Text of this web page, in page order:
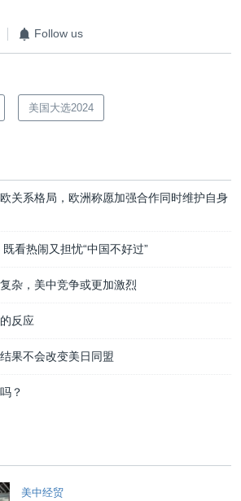
Follow us
美国大选2024
关系格局，欧洲称愿加强合作同时维护自身
看热闹又担忧“中国不好过”
杂，美中竞争或更加激烈
反应
果不会改变美日同盟
？
美中经贸